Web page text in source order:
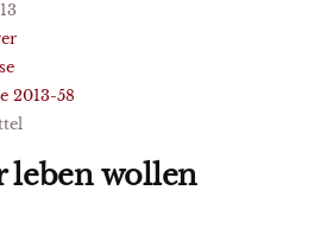
2013-58
leben wollen